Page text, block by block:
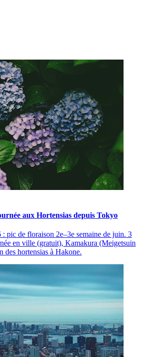
aux Hortensias depuis Tokyo
pic de floraison 2e–3e semaine de juin. 3
en ville (gratuit), Kamakura (Meigetsuin
des hortensias à Hakone.